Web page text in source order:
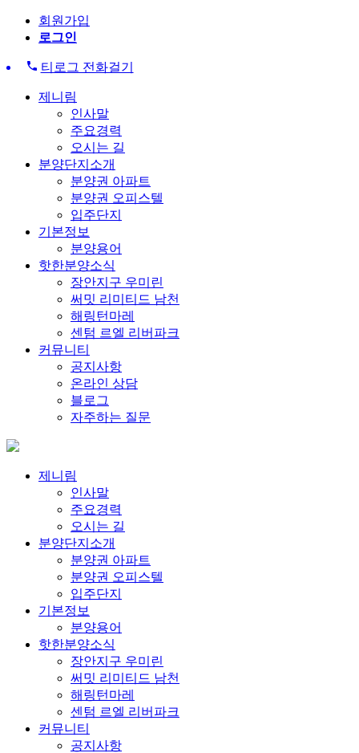
회원가입
로그인
티로그 전화걸기
제니림
인사말
주요경력
오시는 길
분양단지소개
분양권 아파트
분양권 오피스텔
입주단지
기본정보
분양용어
핫한분양소식
장안지구 우미린
써밋 리미티드 남천
해링턴마레
센텀 르엘 리버파크
커뮤니티
공지사항
온라인 상담
블로그
자주하는 질문
제니림
인사말
주요경력
오시는 길
분양단지소개
분양권 아파트
분양권 오피스텔
입주단지
기본정보
분양용어
핫한분양소식
장안지구 우미린
써밋 리미티드 남천
해링턴마레
센텀 르엘 리버파크
커뮤니티
공지사항